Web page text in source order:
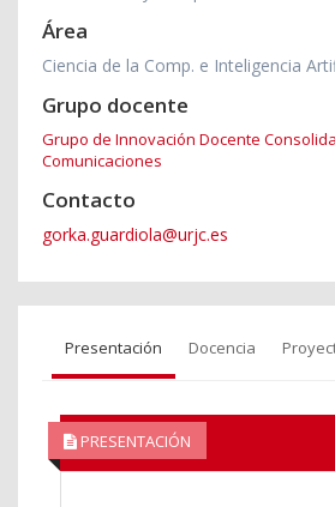
Área
Ciencia de la Comp. e Inteligencia
Grupo docente
Grupo de Innovación Docente
Comunicaciones
Contacto
gorka.guardiola@urjc.es
Presentación Docencia
PRESENTACIÓN